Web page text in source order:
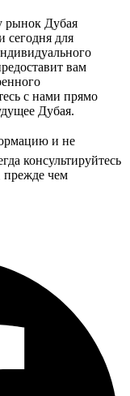
рынок Дубая
сегодня для
вам
с нами прямо
Дубая.
и не
консультируйтесь
прежде чем